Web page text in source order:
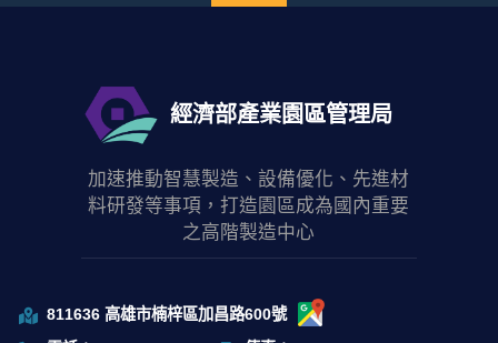
經濟部產業園區管理局
加速推動智慧製造、設備優化、先進材
料研發等事項，打造園區成為國內重要
之高階製造中心
811636 高雄市楠梓區加昌路600號